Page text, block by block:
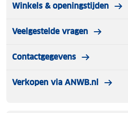
Winkels & openingstijden
Veelgestelde vragen
Contactgegevens
Verkopen via ANWB.nl